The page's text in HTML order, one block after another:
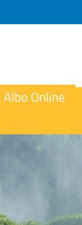
Albo Online